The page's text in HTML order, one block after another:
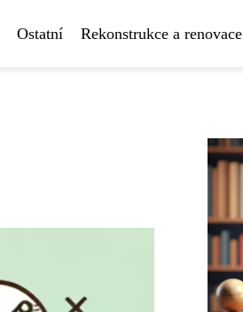
Ostatní Rekonstrukce a renovace